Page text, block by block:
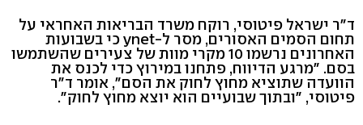
ד"ר ישראל פיטוסי, רוקח משרד הבריאות האחראי על
תחום הסמים האסורים, מסר ל-ynet כי בשבועות
האחרונים נרשמו 10 מקרי מוות של צעירים שהשתמשו
בסם. "מרגע הדיווח, פתחנו במירוץ כדי לכנס את
הוועדה שתוציא מחוץ לחוק את הסם", אומר ד"ר
פיטוסי, "ובתוך שבועיים הוא יוצא מחוץ לחוק".